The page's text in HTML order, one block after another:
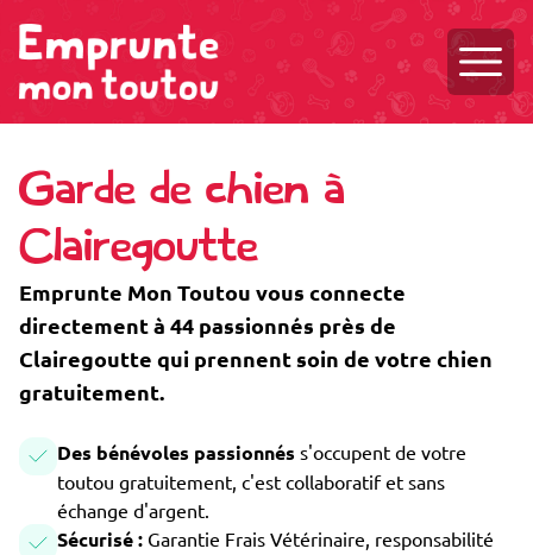
Garde de chien à
Clairegoutte
Emprunte Mon Toutou vous connecte
directement à 44 passionnés près de
Clairegoutte qui prennent soin de votre chien
gratuitement.
Des bénévoles passionnés s'occupent de votre
toutou gratuitement, c'est collaboratif et sans
échange d'argent.
Sécurisé : Garantie Frais Vétérinaire, responsabilité